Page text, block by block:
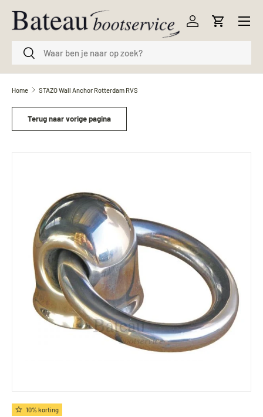
Ga naar inhoud
ZoekenZoeken
Inloggen
Menu
Home STAZO Wall Anchor Rotterdam RVS
Terug naar vorige pagina
10% korting